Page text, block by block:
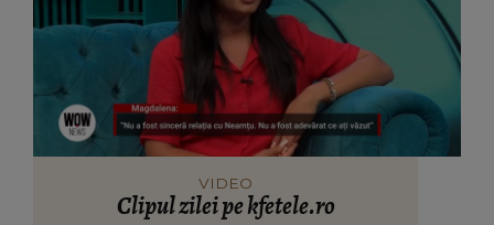
VIDEO
Clipul zilei pe kfetele.ro